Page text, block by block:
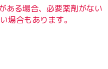
ある場合、必要薬剤がない
場合もあります。